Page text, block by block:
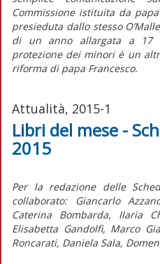
Commissione istituita da
presieduta dallo stesso
di un anno allargata a
protezione dei minori è un
riforma di papa Francesco.
Attualità, 2015-1
Libri del mese -
2015
Per la redazione delle
collaborato: Giancarlo
Caterina Bombarda, Ilaria
Elisabetta Gandolfi, Marco
Roncarati, Daniela Sala,